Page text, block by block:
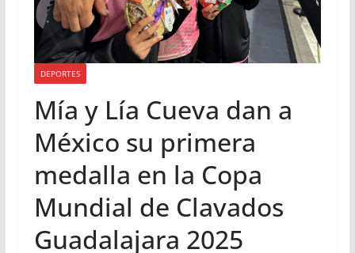
DEPORTES
Mía y Lía Cueva dan a
México su primera
medalla en la Copa
Mundial de Clavados
Guadalajara 2025